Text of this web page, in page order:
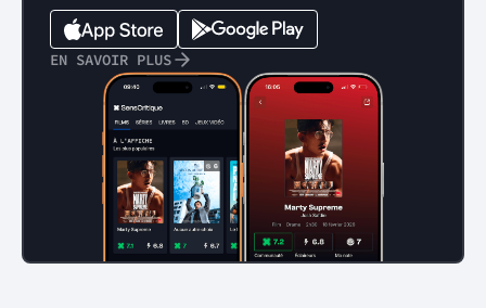
EN SAVOIR PLUS